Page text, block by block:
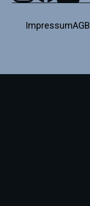
ImpressumAGB